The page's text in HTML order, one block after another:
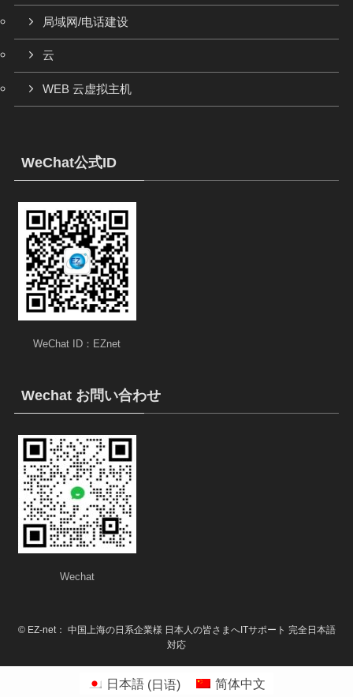
局域网/电话建设
云
WEB 云虚拟主机
WeChat公式ID
WeChat ID：EZnet
Wechat お問い合わせ
Wechat
©EZ-net： 中国上海の日系企業様 日本人の皆さまへITサポート 完全日本語
対応
日本語 (日语) 简体中文